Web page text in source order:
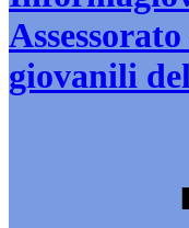
giovanili